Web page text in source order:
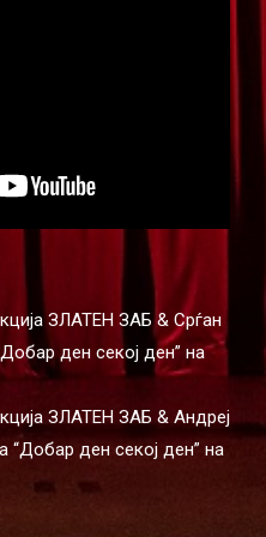
ЗЛАТЕН ЗАБ & Срѓан
ден секој ден” на
ЗЛАТЕН ЗАБ & Андреј
“Добар ден секој ден” на